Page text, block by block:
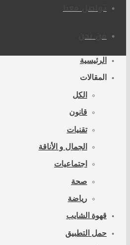
تواصل معنا
من نحن
الرئيسية
المقالات
الكل
قانون
تقنيات
الجمال و الأناقة
اجتماعيات
صحة
رياضة
قهوة الشايب
حمل التطبيق